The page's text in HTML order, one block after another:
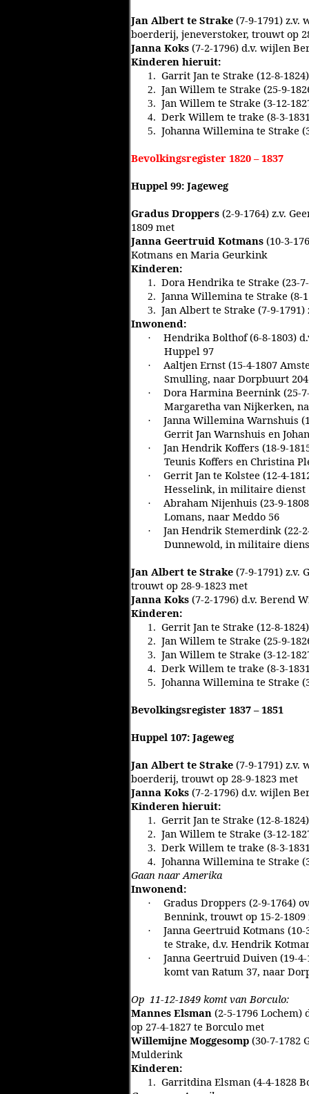
Jan Albert te Strake (7-9-1791) z.v.
boerderij, jeneverstoker, trouwt op
Janna Koks (7-2-1796) d.v. wijlen
Kinderen hieruit:
1. Garrit Jan te Strake (12-8-1824)
2. Jan Willem te Strake (25-9-
3. Jan Willem te Strake (3-12-
4. Derk Willem te trake (8-3-
5. Johanna Willemina te Strake
Bevolkingsregister 1820 – 1837
Huppel 99: Jageweg
Gradus Droppers (2-9-1764) z.v.
1809 met
Janna Geertruid Kotmans (10-3-
Kotmans en Maria Geurkink
Kinderen:
1. Dora Hendrika te Strake (23-
2. Janna Willemina te Strake (8-
3. Jan Albert te Strake (7-9-
Inwonend:
·
Hendrika Bolthof (6-8-1803)
Huppel 97
·
Aaltjen Ernst (15-4-1807
Smulling, naar Dorpbuurt 204
·
Dora Harmina Beernink (25-
Margaretha van Nijkerken,
·
Janna Willemina Warnshuis
Gerrit Jan Warnshuis en
·
Jan Hendrik Koffers (18-9-
Teunis Koffers en Christina
·
Gerrit Jan te Kolstee (12-4-
Hesselink, in militaire dienst
·
Abraham Nijenhuis (23-9-
Lomans, naar Meddo 56
·
Jan Hendrik Stemerdink (22-
Dunnewold, in militaire
Jan Albert te Strake (7-9-1791) z.v.
trouwt op 28-9-1823 met
Janna Koks (7-2-1796) d.v. Berend
Kinderen:
1. Gerrit Jan te Strake (12-8-1824)
2. Jan Willem te Strake (25-9-
3. Jan Willem te Strake (3-12-
4. Derk Willem te trake (8-3-
5. Johanna Willemina te Strake
Bevolkingsregister 1837 – 1851
Huppel 107: Jageweg
Jan Albert te Strake (7-9-1791) z.v.
boerderij, trouwt op 28-9-1823 met
Janna Koks (7-2-1796) d.v. wijlen
Kinderen hieruit:
1. Gerrit Jan te Strake (12-8-
2. Jan Willem te Strake (3-12-
3. Derk Willem te trake (8-3-
4. Johanna Willemina te Strake
Gaan naar Amerika
Inwonend:
·
Gradus Droppers (2-9-1764)
Bennink, trouwt op 15-2-1809
·
Janna Geertruid Kotmans
te Strake, d.v. Hendrik
·
Janna Geertruid Duiven (19-
komt van Ratum 37, naar
Op 11-12-1849 komt van Borculo:
Mannes Elsman (2-5-1796
op 27-4-1827 te Borculo met
Willemijne Moggesomp (30-7-1782
Mulderink
Kinderen:
1. Garritdina Elsman (4-4-1828